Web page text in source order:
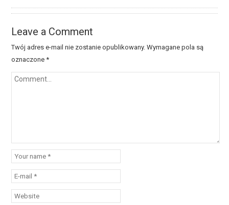
Leave a Comment
Twój adres e-mail nie zostanie opublikowany. Wymagane pola są
oznaczone*